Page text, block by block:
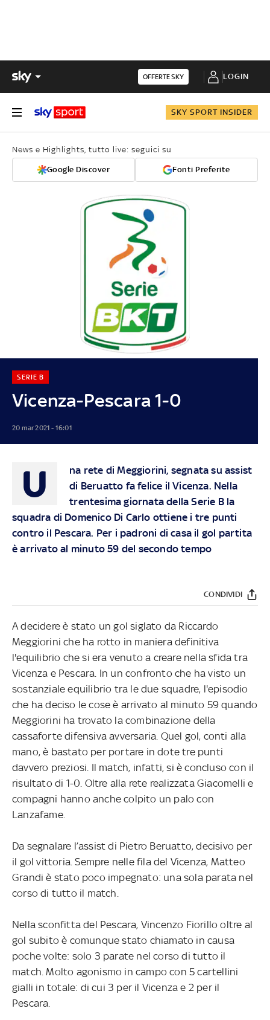
OFFERTE SKY LOGIN
SKY SPORT INSIDER
News e Highlights, tutto live: seguici su
Google Discover Fonti Preferite
Vicenza-Pescara 1-0
SERIE B
20 mar 2021 - 16:01
U
na rete di Meggiorini, segnata su assist
di Beruatto fa felice il Vicenza. Nella
trentesima giornata della Serie B la
squadra di Domenico Di Carlo ottiene i tre punti
contro il Pescara. Per i padroni di casa il gol partita
è arrivato al minuto 59 del secondo tempo
CONDIVIDI
A decidere è stato un gol siglato da Riccardo
Meggiorini che ha rotto in maniera definitiva
l'equilibrio che si era venuto a creare nella sfida tra
Vicenza e Pescara. In un confronto che ha visto un
sostanziale equilibrio tra le due squadre, l'episodio
che ha deciso le cose è arrivato al minuto 59 quando
Meggiorini ha trovato la combinazione della
cassaforte difensiva avversaria. Quel gol, conti alla
mano, è bastato per portare in dote tre punti
davvero preziosi. Il match, infatti, si è concluso con il
risultato di 1-0. Oltre alla rete realizzata Giacomelli e
compagni hanno anche colpito un palo con
Lanzafame.
Da segnalare l’assist di Pietro Beruatto, decisivo per
il gol vittoria. Sempre nelle fila del Vicenza, Matteo
Grandi è stato poco impegnato: una sola parata nel
corso di tutto il match.
Nella sconfitta del Pescara, Vincenzo Fiorillo oltre al
gol subito è comunque stato chiamato in causa
poche volte: solo 3 parate nel corso di tutto il
match. Molto agonismo in campo con 5 cartellini
gialli in totale: di cui 3 per il Vicenza e 2 per il
Pescara.